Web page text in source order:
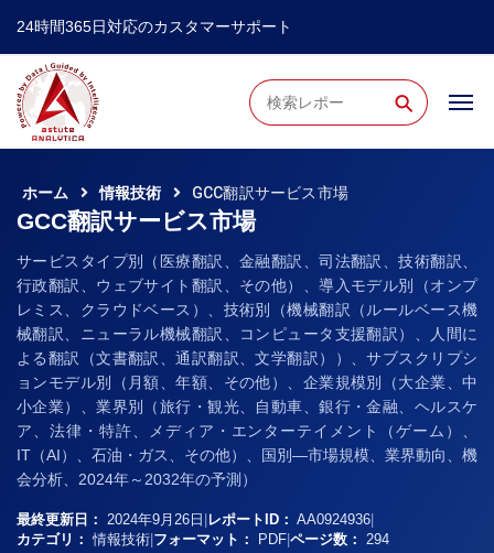
24時間365日対応のカスタマーサポート
⚲
ホーム 情報技術 GCC翻訳サービス市場
GCC翻訳サービス市場
サービスタイプ別（医療翻訳、金融翻訳、司法翻訳、技術翻訳、
行政翻訳、ウェブサイト翻訳、その他）、導入モデル別（オンプ
レミス、クラウドベース）、技術別（機械翻訳（ルールベース機
械翻訳、ニューラル機械翻訳、コンピュータ支援翻訳）、人間に
よる翻訳（文書翻訳、通訳翻訳、文学翻訳））、サブスクリプシ
ョンモデル別（月額、年額、その他）、企業規模別（大企業、中
小企業）、業界別（旅行・観光、自動車、銀行・金融、ヘルスケ
ア、法律・特許、メディア・エンターテイメント（ゲーム）、
IT（AI）、石油・ガス、その他）、国別―市場規模、業界動向、機
会分析、2024年～2032年の予測）
最終更新日： 2024年9月26日 レポートID： AA0924936
カテゴリ： 情報技術 フォーマット： PDF ページ数： 294